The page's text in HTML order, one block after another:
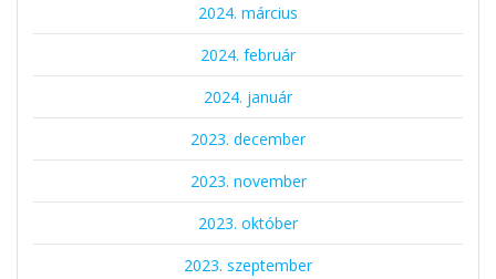
2024. március
2024. február
2024. január
2023. december
2023. november
2023. október
2023. szeptember